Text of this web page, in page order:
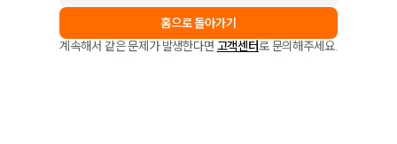
홈으로 돌아가기
계속해서 같은 문제가 발생한다면 고객센터로 문의해주세요.